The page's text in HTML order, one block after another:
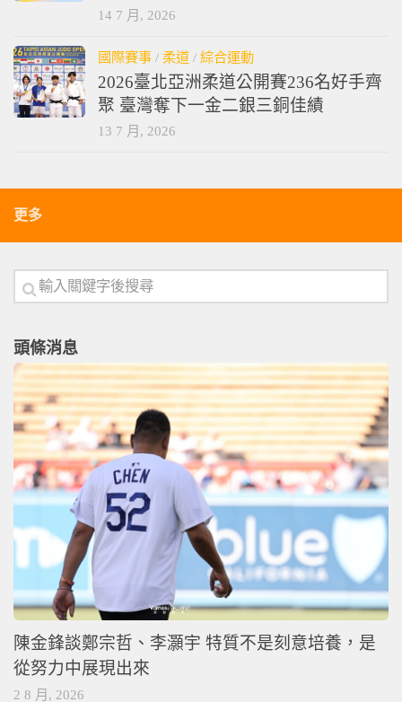
14 7 月, 2026
國際賽事 / 柔道 / 綜合運動
2026臺北亞洲柔道公開賽236名好手齊
聚 臺灣奪下一金二銀三銅佳績
13 7 月, 2026
更多
頭條消息
陳金鋒談鄭宗哲、李灝宇 特質不是刻意培養，是
從努力中展現出來
2 8 月, 2026